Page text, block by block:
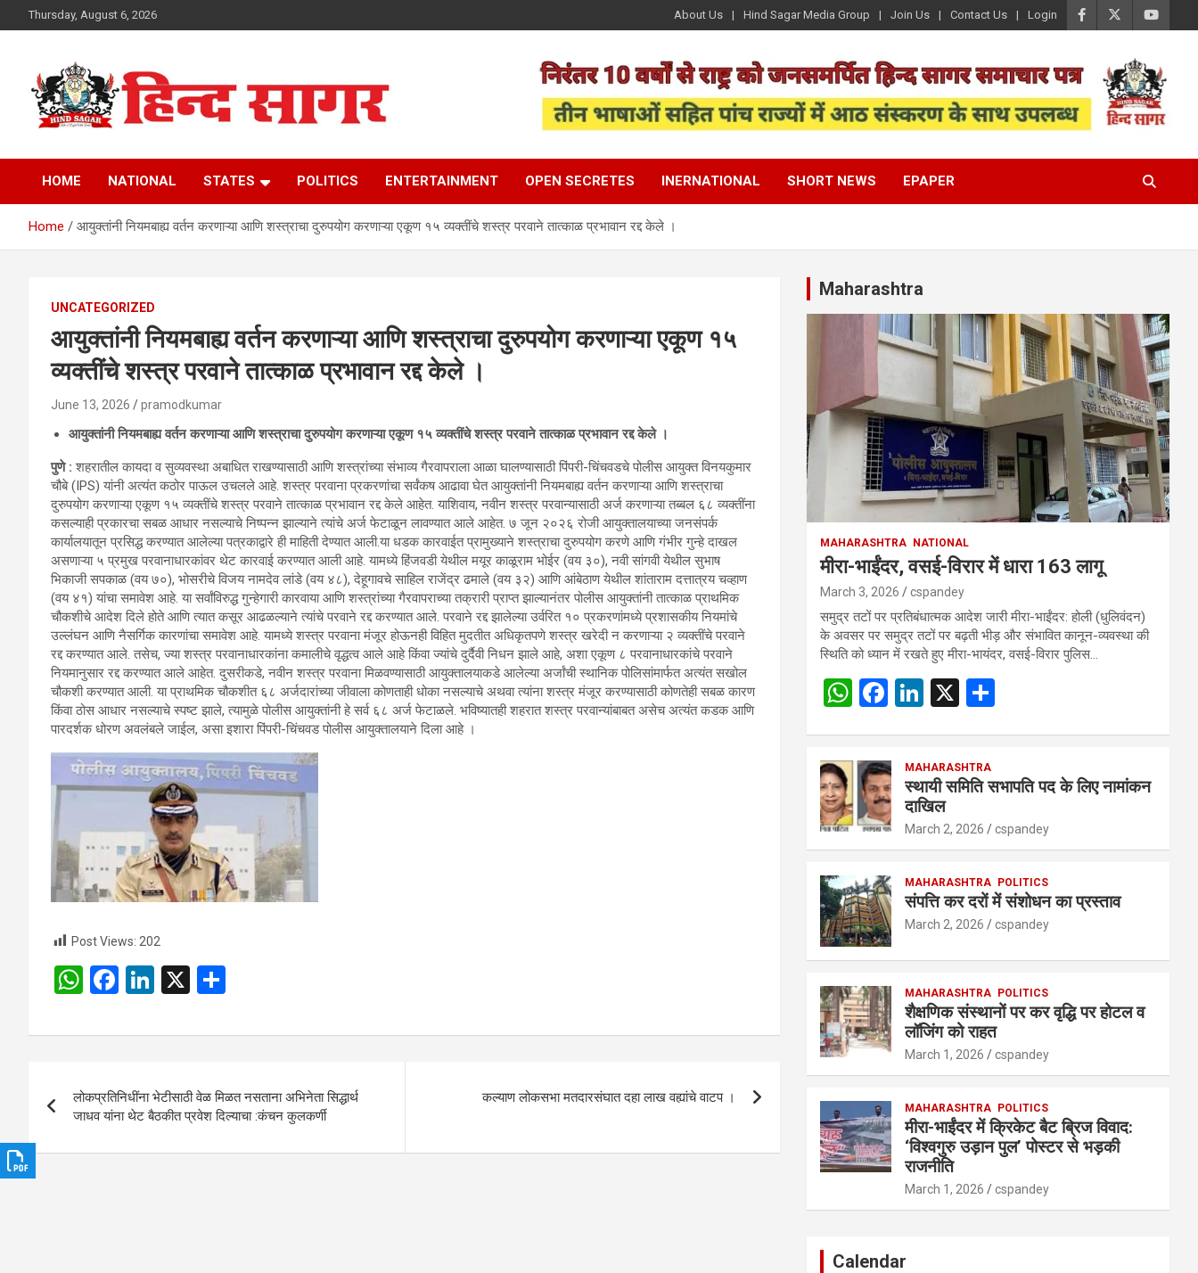
to
Thursday, August 6, 2026 About Us Hind Sagar Media Group Join Us Contact Us Login
Hind Sagar
HOME NATIONAL STATES POLITICS ENTERTAINMENT OPEN SECRETES INERNATIONAL SHORT NEWS EPAPER
Home आयुक्तांनी नियमबाह्य वर्तन करणाऱ्या आणि शस्त्राचा दुरुपयोग करणाऱ्या एकूण १५ व्यक्तींचे शस्त्र परवाने तात्काळ प्रभावान रद्द केले ।
UNCATEGORIZED
आयुक्तांनी नियमबाह्य वर्तन करणाऱ्या आणि शस्त्राचा दुरुपयोग करणाऱ्या एकूण १५
व्यक्तींचे शस्त्र परवाने तात्काळ प्रभावान रद्द केले ।
June 13, 2026 pramodkumar
आयुक्तांनी नियमबाह्य वर्तन करणाऱ्या आणि शस्त्राचा दुरुपयोग करणाऱ्या एकूण १५ व्यक्तींचे शस्त्र परवाने तात्काळ प्रभावान रद्द केले ।
पुणे : शहरातील कायदा व सुव्यवस्था अबाधित राखण्यासाठी आणि शस्त्रांच्या संभाव्य गैरवापराला आळा घालण्यासाठी पिंपरी-चिंचवडचे पोलीस आयुक्त विनयकुमार
चौबे (IPS) यांनी अत्यंत कठोर पाऊल उचलले आहे. शस्त्र परवाना प्रकरणांचा सर्वंकष आढावा घेत आयुक्तांनी नियमबाह्य वर्तन करणाऱ्या आणि शस्त्राचा
दुरुपयोग करणाऱ्या एकूण १५ व्यक्तींचे शस्त्र परवाने तात्काळ प्रभावान रद्द केले आहेत. याशिवाय, नवीन शस्त्र परवान्यासाठी अर्ज करणाऱ्या तब्बल ६८ व्यक्तींना
कसल्याही प्रकारचा सबळ आधार नसल्याचे निष्पन्न झाल्याने त्यांचे अर्ज फेटाळून लावण्यात आले आहेत. ७ जून २०२६ रोजी आयुक्तालयाच्या जनसंपर्क
कार्यालयातून प्रसिद्ध करण्यात आलेल्या पत्रकाद्वारे ही माहिती देण्यात आली.या धडक कारवाईत प्रामुख्याने शस्त्राचा दुरुपयोग करणे आणि गंभीर गुन्हे दाखल
असणाऱ्या ५ प्रमुख परवानाधारकांवर थेट कारवाई करण्यात आली आहे. यामध्ये हिंजवडी येथील मयूर काळूराम भोईर (वय ३०), नवी सांगवी येथील सुभाष
भिकाजी सपकाळ (वय ७०), भोसरीचे विजय नामदेव लांडे (वय ४८), देहूगावचे साहिल राजेंद्र ढमाले (वय ३२) आणि आंबेठाण येथील शांताराम दत्तात्रय चव्हाण
(वय ४१) यांचा समावेश आहे. या सर्वांविरुद्ध गुन्हेगारी कारवाया आणि शस्त्रांच्या गैरवापराच्या तक्रारी प्राप्त झाल्यानंतर पोलीस आयुक्तांनी तात्काळ प्राथमिक
चौकशीचे आदेश दिले होते आणि त्यात कसूर आढळल्याने त्यांचे परवाने रद्द करण्यात आले. परवाने रद्द झालेल्या उर्वरित १० प्रकरणांमध्ये प्रशासकीय नियमांचे
उल्लंघन आणि नैसर्गिक कारणांचा समावेश आहे. यामध्ये शस्त्र परवाना मंजूर होऊनही विहित मुदतीत अधिकृतपणे शस्त्र खरेदी न करणाऱ्या २ व्यक्तींचे परवाने
रद्द करण्यात आले. तसेच, ज्या शस्त्र परवानाधारकांना कमालीचे वृद्धत्व आले आहे किंवा ज्यांचे दुर्दैवी निधन झाले आहे, अशा एकूण ८ परवानाधारकांचे परवाने
नियमानुसार रद्द करण्यात आले आहेत. दुसरीकडे, नवीन शस्त्र परवाना मिळवण्यासाठी आयुक्तालयाकडे आलेल्या अर्जांची स्थानिक पोलिसांमार्फत अत्यंत सखोल
चौकशी करण्यात आली. या प्राथमिक चौकशीत ६८ अर्जदारांच्या जीवाला कोणताही धोका नसल्याचे अथवा त्यांना शस्त्र मंजूर करण्यासाठी कोणतेही सबळ कारण
किंवा ठोस आधार नसल्याचे स्पष्ट झाले, त्यामुळे पोलीस आयुक्तांनी हे सर्व ६८ अर्ज फेटाळले. भविष्यातही शहरात शस्त्र परवान्यांबाबत असेच अत्यंत कडक आणि
पारदर्शक धोरण अवलंबले जाईल, असा इशारा पिंपरी-चिंचवड पोलीस आयुक्तालयाने दिला आहे ।
Post Views: 202
W
at
A
p
p
F
ce
o
o
k
Li
ke
n
X
ar
navigation
लोकप्रतिनिधींना भेटीसाठी वेळ मिळत नसताना अभिनेता सिद्धार्थ
जाधव यांना थेट बैठकीत प्रवेश दिल्याचा :कंचन कुलकर्णी
कल्याण लोकसभा मतदारसंघात दहा लाख वह्यांचे वाटप ।
Maharashtra
MAHARASHTRA NATIONAL
मीरा-भाईंदर, वसई-विरार में धारा 163 लागू
March 3, 2026 cspandey
समुद्र तटों पर प्रतिबंधात्मक आदेश जारी मीरा-भाईंदर: होली (धुलिवंदन)
के अवसर पर समुद्र तटों पर बढ़ती भीड़ और संभावित कानून-व्यवस्था की
स्थिति को ध्यान में रखते हुए मीरा-भायंदर, वसई-विरार पुलिस…
W
s
A
p
F
b
o
o
Li
dI
n
X
e
MAHARASHTRA
स्थायी समिति सभापति पद के लिए नामांकन
दाखिल
March 2, 2026 cspandey
MAHARASHTRA POLITICS
संपत्ति कर दरों में संशोधन का प्रस्ताव
March 2, 2026 cspandey
MAHARASHTRA POLITICS
शैक्षणिक संस्थानों पर कर वृद्धि पर होटल व
लॉजिंग को राहत
March 1, 2026 cspandey
MAHARASHTRA POLITICS
मीरा-भाईंदर में क्रिकेट बैट ब्रिज विवाद:
‘विश्वगुरु उड़ान पुल’ पोस्टर से भड़की
राजनीति
March 1, 2026 cspandey
Calendar